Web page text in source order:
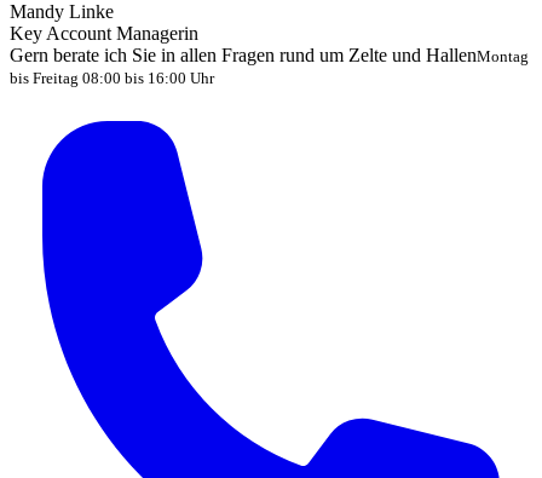
Mandy Linke
Key Account Managerin
Gern berate ich Sie in allen Fragen rund um Zelte und HallenMontag
bis Freitag 08:00 bis 16:00 Uhr